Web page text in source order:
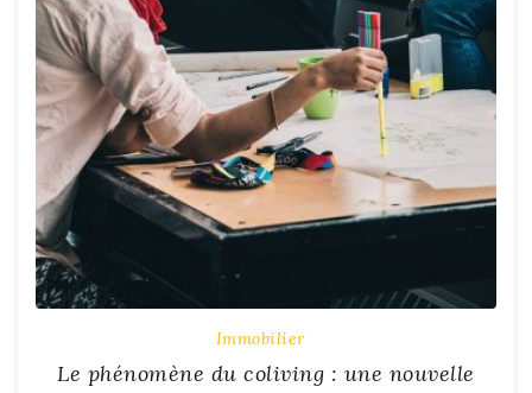
Immobilier
Le phénomène du coliving : une nouvelle